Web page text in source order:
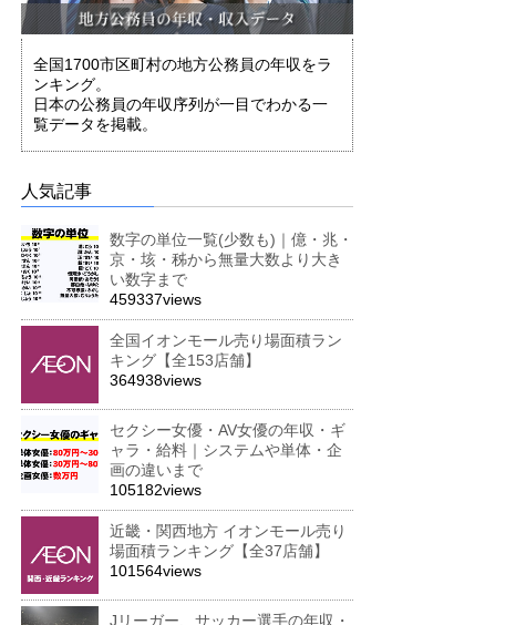
全国1700市区町村の地方公務員の年収をラ
ンキング。
日本の公務員の年収序列が一目でわかる一
覧データを掲載。
人気記事
数字の単位一覧(少数も)｜億・兆・
京・垓・秭から無量大数より大き
い数字まで
459337views
全国イオンモール売り場面積ラン
キング【全153店舗】
364938views
セクシー女優・AV女優の年収・ギ
ャラ・給料｜システムや単体・企
画の違いまで
105182views
近畿・関西地方 イオンモール売り
場面積ランキング【全37店舗】
101564views
Jリーガー、サッカー選手の年収・